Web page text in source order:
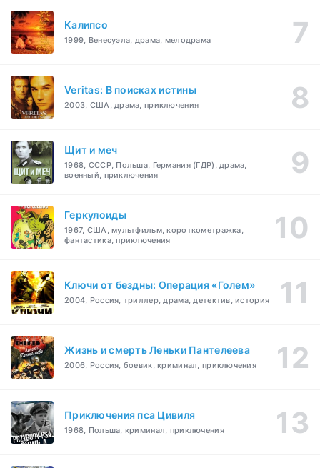
Калипсо
1999, Венесуэла, драма, мелодрама
Veritas: В поисках истины
2003, США, драма, приключения
Щит и меч
1968, СССР, Польша, Германия (ГДР), драма,
военный, приключения
Геркулоиды
1967, США, мультфильм, короткометражка,
фантастика, приключения
Ключи от бездны: Операция «Голем»
2004, Россия, триллер, драма, детектив, история
Жизнь и смерть Леньки Пантелеева
2006, Россия, боевик, криминал, приключения
Приключения пса Цивиля
1968, Польша, криминал, приключения